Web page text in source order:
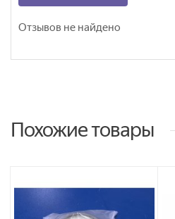
Отзывов не найдено
Похожие товары